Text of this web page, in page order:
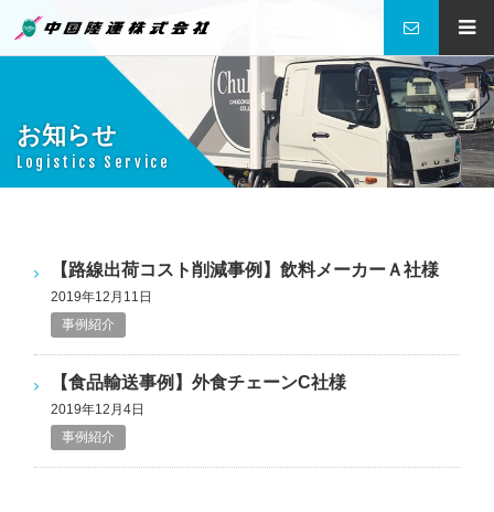
中国陸運株式会社
お知らせ
Logistics Service
【路線出荷コスト削減事例】飲料メーカーＡ社様
2019年12月11日
事例紹介
【食品輸送事例】外食チェーンC社様
2019年12月4日
事例紹介